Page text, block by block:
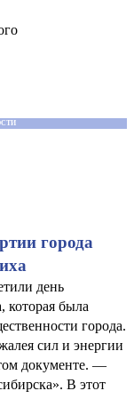
города
день
которая была
города.
сил и энергии
документе. —
В этот